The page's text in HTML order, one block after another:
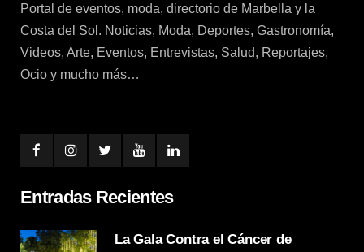
Portal de eventos, moda, directorio de Marbella y la
Costa del Sol. Noticias, Moda, Deportes, Gastronomía,
Videos, Arte, Eventos, Entrevistas, Salud, Reportajes,
Ocio y mucho más…
Entradas Recientes
La Gala Contra el Cáncer de